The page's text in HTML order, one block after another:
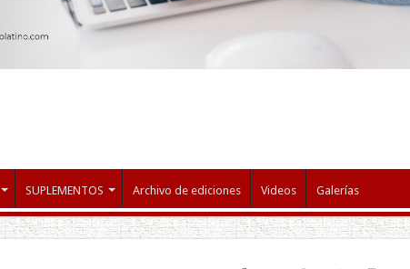
SUPLEMENTOS Archivo de ediciones Videos Galerías